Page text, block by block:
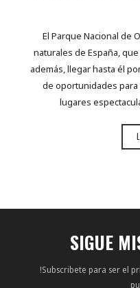
El Parque Nacional de
naturales de España,
además, llegar hasta él
de oportunidades
lugares
SIGUE
!Subscribete para ser el